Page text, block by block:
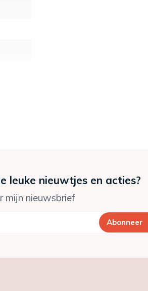
leuke nieuwtjes en acties?
mijn nieuwsbrief
Abonneer